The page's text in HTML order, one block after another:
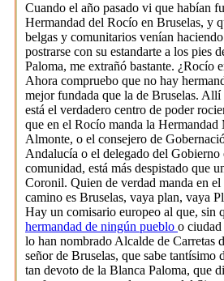
Cuando el año pasado vi que habían
Hermandad del Rocío en Bruselas, y
belgas y comunitarios venían
postrarse con su estandarte a los pies
Paloma, me extrañó bastante. ¿Rocío
Ahora compruebo que no hay
mejor fundada que la de Bruselas. Allí
está el verdadero centro de poder
que en el Rocío manda la Hermandad
Almonte, o el consejero de
Andalucía o el delegado del Gobierno
comunidad, está más despistado que
Coronil. Quien de verdad manda en
camino es Bruselas, vaya plan, vaya
Hay un comisario europeo al que, sin
hermandad de ningún pueblo o
lo han nombrado Alcalde de Carretas
señor de Bruselas, que sabe tantísimo
tan devoto de la Blanca Paloma, que